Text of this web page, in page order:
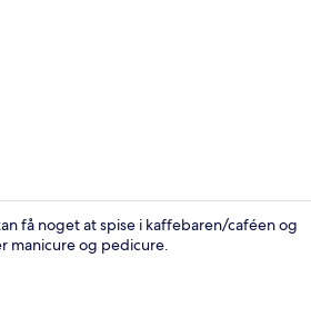
få noget at spise i kaffebaren/caféen og
manicure og pedicure.